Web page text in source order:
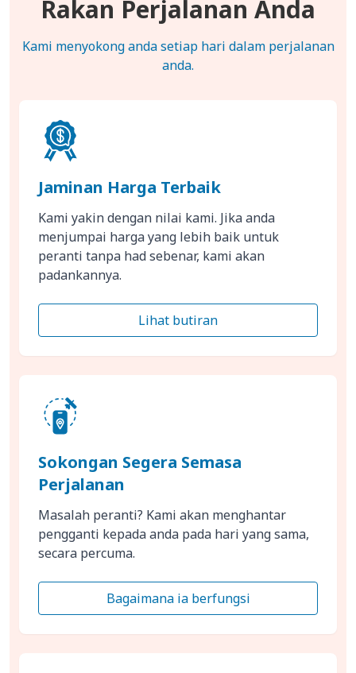
Rakan Perjalanan Anda
Kami menyokong anda setiap hari dalam perjalanan
anda.
Jaminan Harga Terbaik
Kami yakin dengan nilai kami. Jika anda
menjumpai harga yang lebih baik untuk
peranti tanpa had sebenar, kami akan
padankannya.
Lihat butiran
Sokongan Segera Semasa
Perjalanan
Masalah peranti? Kami akan menghantar
pengganti kepada anda pada hari yang sama,
secara percuma.
Bagaimana ia berfungsi